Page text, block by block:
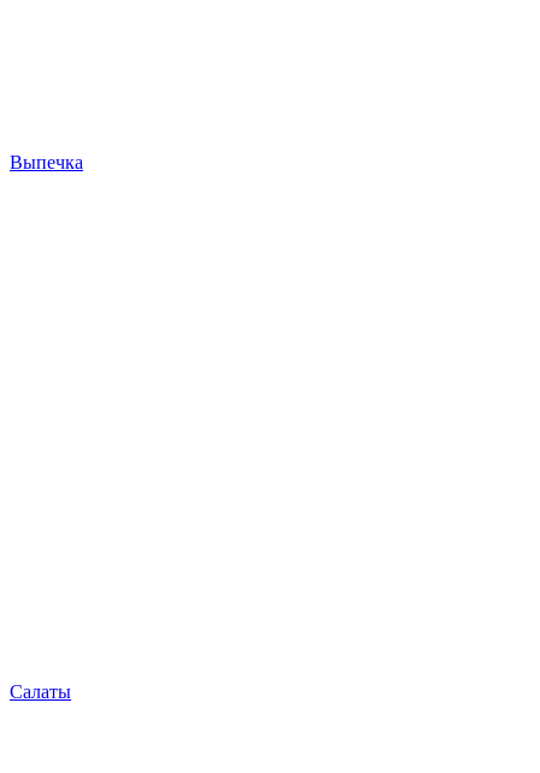
Выпечка
Салаты